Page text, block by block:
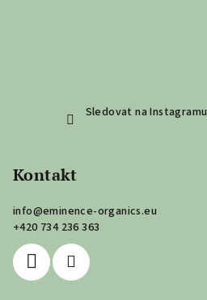
Sledovat na Instagramu
Kontakt
info@eminence-organics.eu
+420 734 236 363